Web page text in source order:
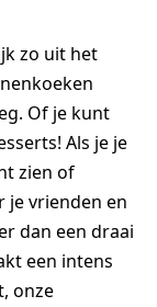
zo uit het
Of je kunt
Als je je
zien of
je vrienden en
dan een draai
een intens
onze